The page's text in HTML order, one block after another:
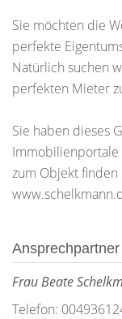
Sie möchten die
perfekte
Natürlich suchen
perfekten Mieter
Sie haben dieses
Immobilienportale
zum Objekt finden
Ansprechpartner
Frau Beate
Telefon: